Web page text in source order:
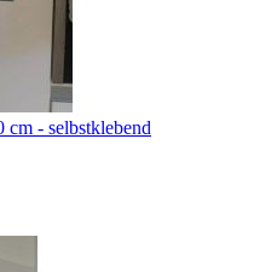
cm - selbstklebend